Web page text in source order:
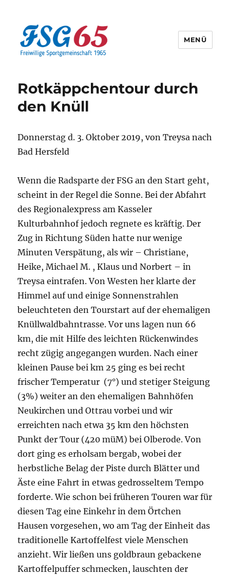
MENÜ
Rotkäppchentour durch
den Knüll
Donnerstag d. 3. Oktober 2019, von Treysa nach
Bad Hersfeld
Wenn die Radsparte der FSG an den Start geht,
scheint in der Regel die Sonne. Bei der Abfahrt
des Regionalexpress am Kasseler
Kulturbahnhof jedoch regnete es kräftig. Der
Zug in Richtung Süden hatte nur wenige
Minuten Verspätung, als wir – Christiane,
Heike, Michael M. , Klaus und Norbert – in
Treysa eintrafen. Von Westen her klarte der
Himmel auf und einige Sonnenstrahlen
beleuchteten den Tourstart auf der ehemaligen
Knüllwaldbahntrasse. Vor uns lagen nun 66
km, die mit Hilfe des leichten Rückenwindes
recht zügig angegangen wurden. Nach einer
kleinen Pause bei km 25 ging es bei recht
frischer Temperatur (7°) und stetiger Steigung
(3%) weiter an den ehemaligen Bahnhöfen
Neukirchen und Ottrau vorbei und wir
erreichten nach etwa 35 km den höchsten
Punkt der Tour (420 müM) bei Olberode. Von
dort ging es erholsam bergab, wobei der
herbstliche Belag der Piste durch Blätter und
Äste eine Fahrt in etwas gedrosseltem Tempo
forderte. Wie schon bei früheren Touren war für
diesen Tag eine Einkehr in dem Örtchen
Hausen vorgesehen, wo am Tag der Einheit das
traditionelle Kartoffelfest viele Menschen
anzieht. Wir ließen uns goldbraun gebackene
Kartoffelpuffer schmecken, lauschten der